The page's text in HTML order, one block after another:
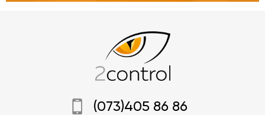
(073)405 86 86